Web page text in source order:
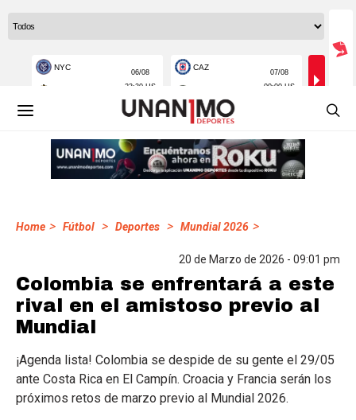
Home > Fútbol > Deportes > Mundial 2026 >
20 de Marzo de 2026 - 09:01 pm
Colombia se enfrentará a este
rival en el amistoso previo al
Mundial
¡Agenda lista! Colombia se despide de su gente el 29/05
ante Costa Rica en El Campín. Croacia y Francia serán los
próximos retos de marzo previo al Mundial 2026.